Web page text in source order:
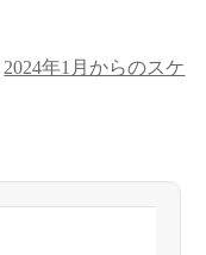
2024年1月からのスケ